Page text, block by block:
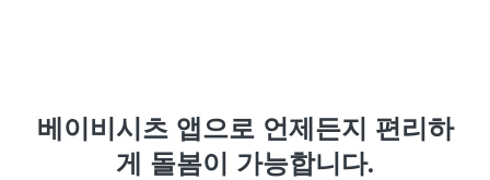
베이비시츠 앱으로 언제든지 편리하
게 돌봄이 가능합니다.